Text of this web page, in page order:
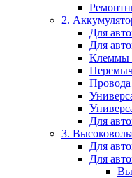
2.
Для
Для
Клеммы
Для
3.
Для
Для